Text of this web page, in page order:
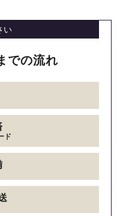
い
での流れ
ド